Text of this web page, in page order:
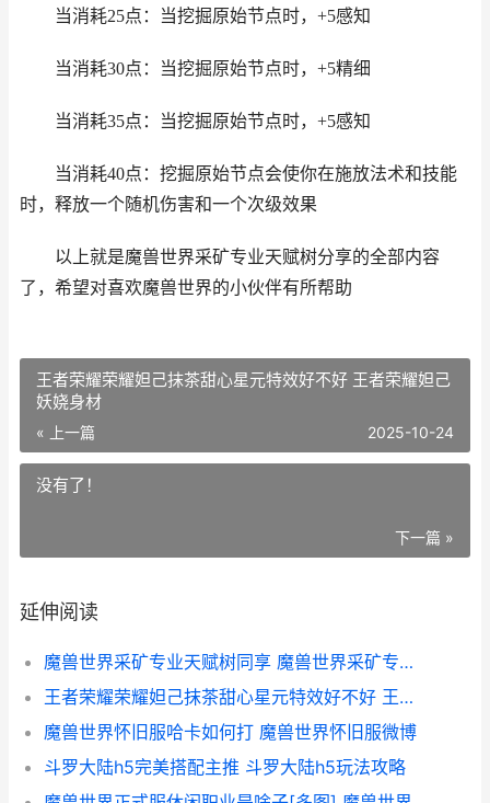
当消耗25点：当挖掘原始节点时，+5感知
当消耗30点：当挖掘原始节点时，+5精细
当消耗35点：当挖掘原始节点时，+5感知
当消耗40点：挖掘原始节点会使你在施放法术和技能
时，释放一个随机伤害和一个次级效果
以上就是魔兽世界采矿专业天赋树分享的全部内容
了，希望对喜欢魔兽世界的小伙伴有所帮助
王者荣耀荣耀妲己抹茶甜心星元特效好不好 王者荣耀妲己
妖娆身材
« 上一篇 2025-10-24
没有了！
下一篇 »
延伸阅读
魔兽世界采矿专业天赋树同享 魔兽世界采矿专精点怎么获得
王者荣耀荣耀妲己抹茶甜心星元特效好不好 王者荣耀妲己妖娆身材
魔兽世界怀旧服哈卡如何打 魔兽世界怀旧服微博
斗罗大陆h5完美搭配主推 斗罗大陆h5玩法攻略